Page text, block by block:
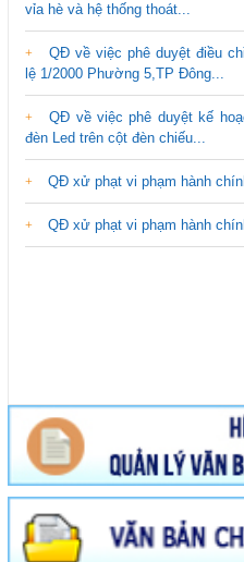
vỉa hè và hệ thống thoát...
QĐ về việc phê duyệt điều
lệ 1/2000 Phường 5,TP Đông...
QĐ về việc phê duyệt kế
đèn Led trên cột đèn chiếu...
QĐ xử phạt vi phạm hành
QĐ xử phạt vi phạm hành